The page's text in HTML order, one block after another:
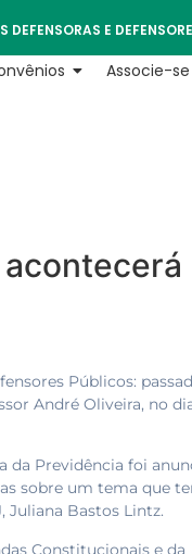
E
Associe-se
Públicos:
André Oliveira, no
da Previdência foi
sobre um tema que
Juliana Bastos Lintz.
Constitucionais e da